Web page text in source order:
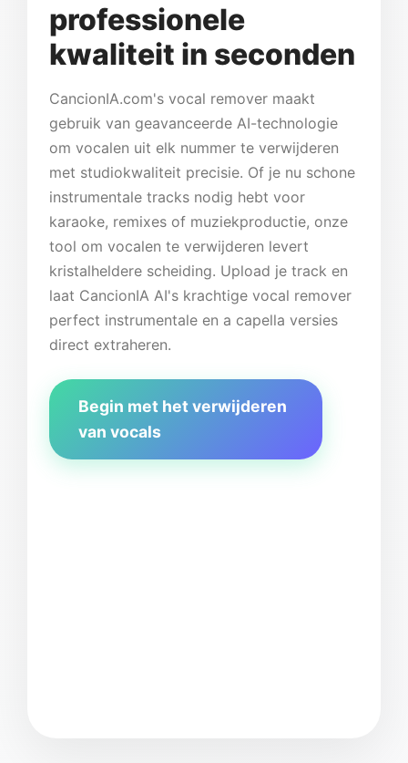
professionele
kwaliteit in seconden
CancionIA.com's vocal remover maakt
gebruik van geavanceerde AI-technologie
om vocalen uit elk nummer te verwijderen
met studiokwaliteit precisie. Of je nu schone
instrumentale tracks nodig hebt voor
karaoke, remixes of muziekproductie, onze
tool om vocalen te verwijderen levert
kristalheldere scheiding. Upload je track en
laat CancionIA AI's krachtige vocal remover
perfect instrumentale en a capella versies
direct extraheren.
Begin met het verwijderen
van vocals